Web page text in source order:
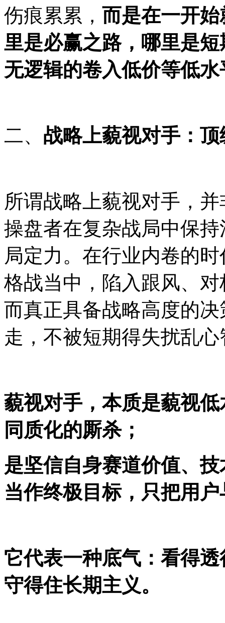
伤痕累累， 而是在一开
里是必赢之路，哪里是短
无逻辑的卷入低价等低
二、 战略上藐视对手：
所谓战略上藐视对手，
操盘者在复杂战局中保
局定力。在行业内卷的
格战当中，陷入跟风、
而真正具备战略高度的
走，不被短期得失扰乱
藐视对手，本质是藐视
同质化的厮杀；
是坚信自身赛道价值、
当作终极目标，只把用
它代表一种底气：看得
守得住长期主义。